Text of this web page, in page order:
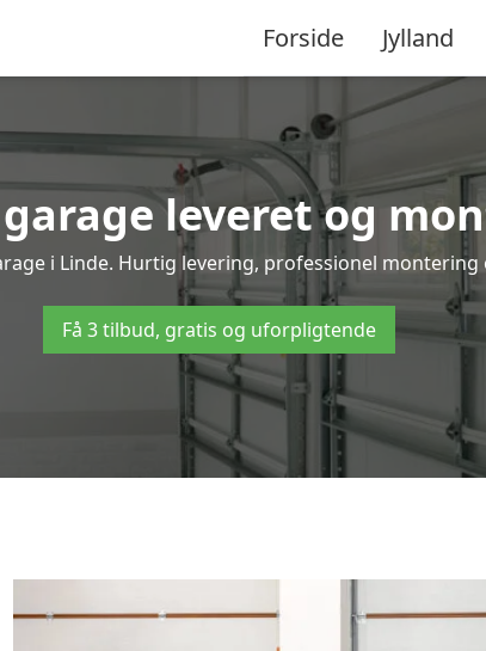
Forside Jylland
leveret og
i Linde. Hurtig levering, professionel
Få 3 tilbud, gratis og uforpligtende